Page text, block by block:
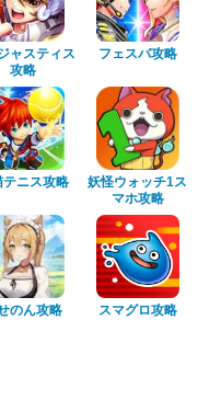
ャスティス
攻略
フェスバ攻略
テニス攻略
妖怪ウォッチ1ス
マホ攻略
のん攻略 スマグロ攻略